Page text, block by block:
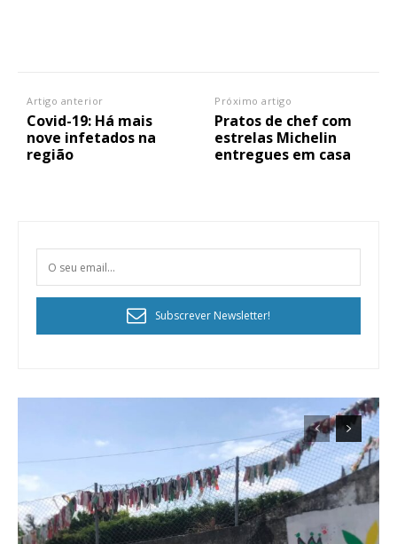
Artigo anterior
Covid-19: Há mais
nove infetados na
região
Próximo artigo
Pratos de chef com
estrelas Michelin
entregues em casa
Subscrever Newsletter!